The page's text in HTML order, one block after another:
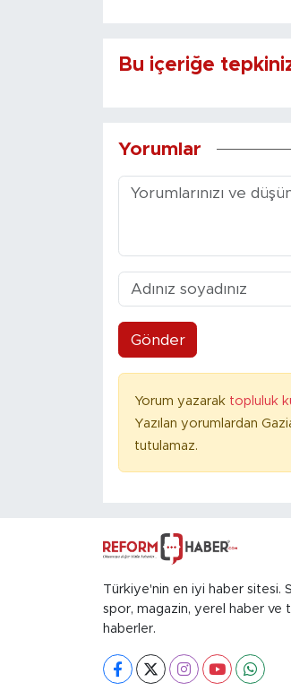
Bu içeriğe
Yorumlar
Gönder
Yorum yazarak topluluk
Yazılan yorumlardan
tutulamaz.
Türkiye'nin en iyi haber sitesi.
spor, magazin, yerel haber ve
haberler.